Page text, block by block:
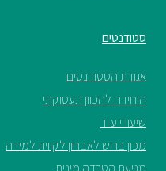
סטודנטים
אגודת הסטודנטים
היחידה להכוון תעסוקתי
שיעורי עזר
מכון ברוש לאבחון לקווית למידה